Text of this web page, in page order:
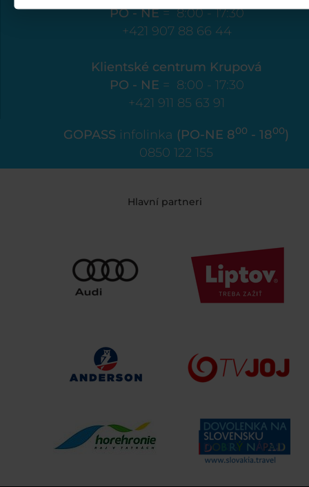
PO - NE= 8:00 - 17:30
+421 907 88 66 44
Klientské centrum Krupová
PO - NE = 8:00 - 17:30
+421 911 85 63 91
GOPASS infolinka (PO-NE 800 - 1800)
0850 122 155
Hlavní partneri